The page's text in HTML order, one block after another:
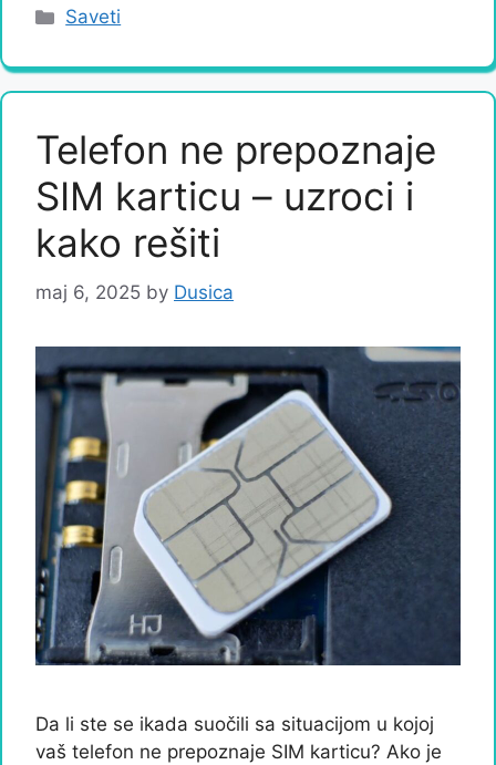
Categories
Saveti
Telefon ne prepoznaje
SIM karticu – uzroci i
kako rešiti
maj 6, 2025 by Dusica
Da li ste se ikada suočili sa situacijom u kojoj
vaš telefon ne prepoznaje SIM karticu? Ako je